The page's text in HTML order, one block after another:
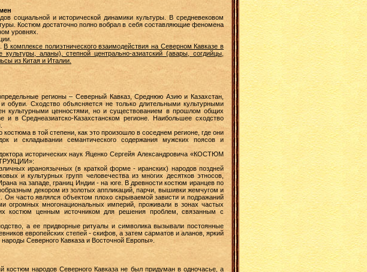
социальной и исторической динамики культуры. В средневековом
Костюм достаточно полно вобрал в себя составляющие феномена
уровнях.
В комплексе полиэтнического взаимодействия на Северном Кавказе в
аланы), степной центрально-азиатский (авары, согдийцы,
из Китая и Италии.
регионы – Северный Кавказ, Среднюю Азию и Казахстан,
обуви. Сходство объясняется не только длительными культурными
культурными ценностями, но и существованием в прошлом общих
и в Среднеазиатско-Казахстанском регионе. Наибольшее сходство
в той степени, как это произошло в соседнем регионе, где они
и складывании семантического содержания мужских поясов и
исторических наук Яценко Сергейя Александровича «КОСТЮМ
ираноязычных (в краткой форме - иранских) народов поздней
и культурных групп человечества из многих десятков этносов,
на западе, границ Индии - на юге. В древности костюм иранцев по
декором из золотых аппликаций, парчи, вышивки жемчугом и
часто являлся объектом плохо скрываемой зависти и подражаний
огромных многонациональных империй, проживали в зонах частых
костюм ценным источником для решения проблем, связанным с
а ее придворные ритуалы и символика вызывали постоянные
европейских степей - скифов, а затем сарматов и аланов, яркий
Северного Кавказа и Восточной Европы».
костюм народов Северного Кавказа не был придуман в одночасье, а